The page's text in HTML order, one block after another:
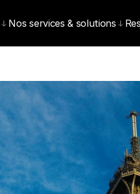
Nos services & solutions